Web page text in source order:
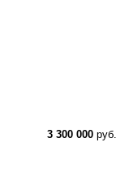
3 300 000 руб.